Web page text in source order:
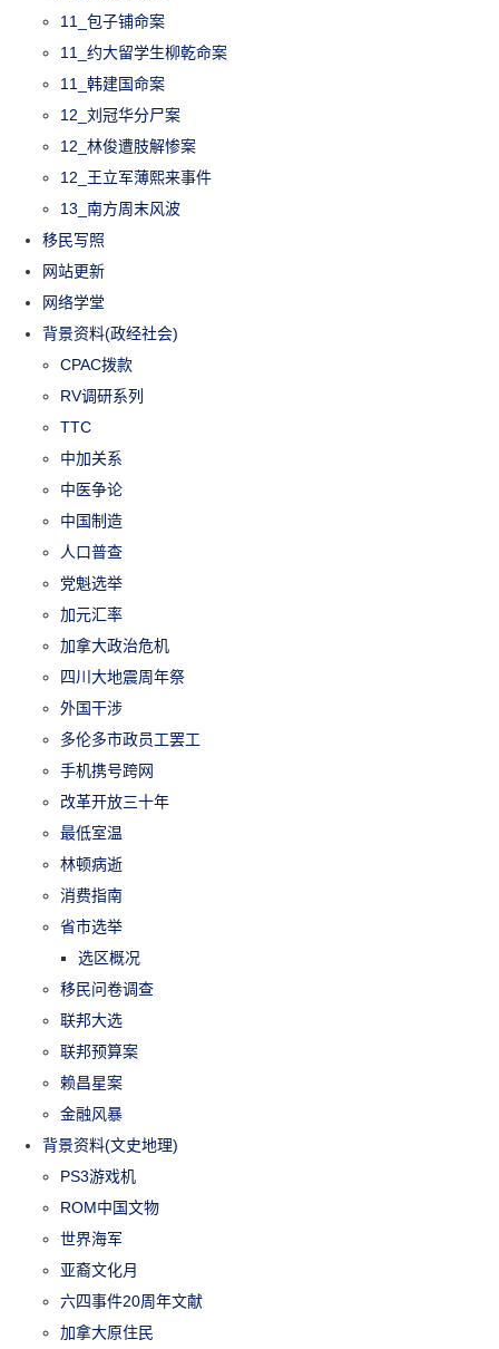
11_包子铺命案
11_约大留学生柳乾命案
11_韩建国命案
12_刘冠华分尸案
12_林俊遭肢解惨案
12_王立军薄熙来事件
13_南方周末风波
移民写照
网站更新
网络学堂
背景资料(政经社会)
CPAC拨款
RV调研系列
TTC
中加关系
中医争论
中国制造
人口普查
党魁选举
加元汇率
加拿大政治危机
四川大地震周年祭
外国干涉
多伦多市政员工罢工
手机携号跨网
改革开放三十年
最低室温
林顿病逝
消费指南
省市选举
选区概况
移民问卷调查
联邦大选
联邦预算案
赖昌星案
金融风暴
背景资料(文史地理)
PS3游戏机
ROM中国文物
世界海军
亚裔文化月
六四事件20周年文献
加拿大原住民